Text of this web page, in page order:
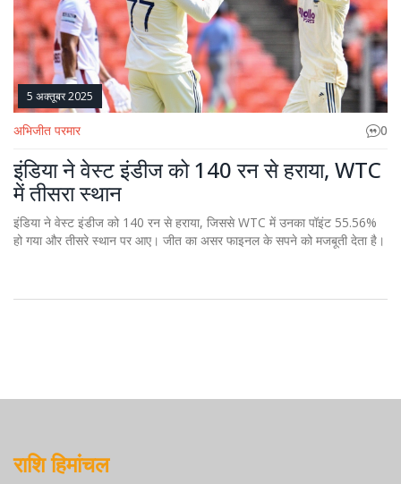
5 अक्तूबर 2025
अभिजीत परमार 0
इंडिया ने वेस्ट इंडीज को 140 रन से हराया, WTC
में तीसरा स्थान
इंडिया ने वेस्ट इंडीज को 140 रन से हराया, जिससे WTC में उनका पॉइंट 55.56%
हो गया और तीसरे स्थान पर आए। जीत का असर फाइनल के सपने को मजबूती देता है।
राशि हिमांचल